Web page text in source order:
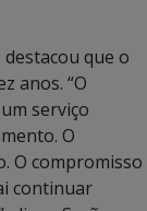
que o
anos. “O
serviço
O
O compromisso
continuar